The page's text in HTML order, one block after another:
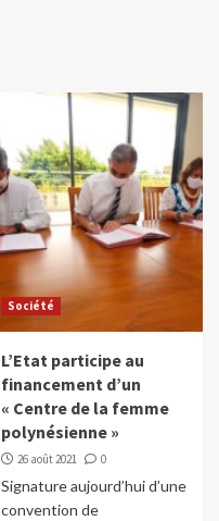
Société
L’Etat participe au
financement d’un
« Centre de la femme
polynésienne »
26 août 2021 0
Signature aujourd’hui d’une
convention de